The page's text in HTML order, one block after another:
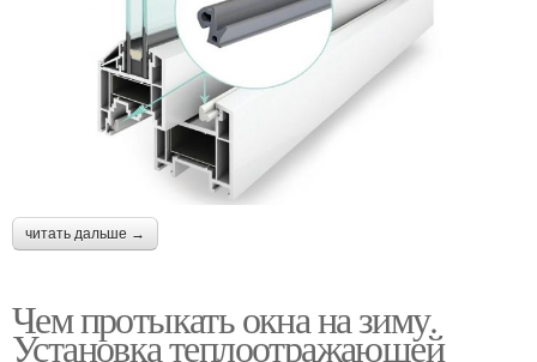
читать дальше →
Чем протыкать окна на зиму.
Установка теплоотражающей